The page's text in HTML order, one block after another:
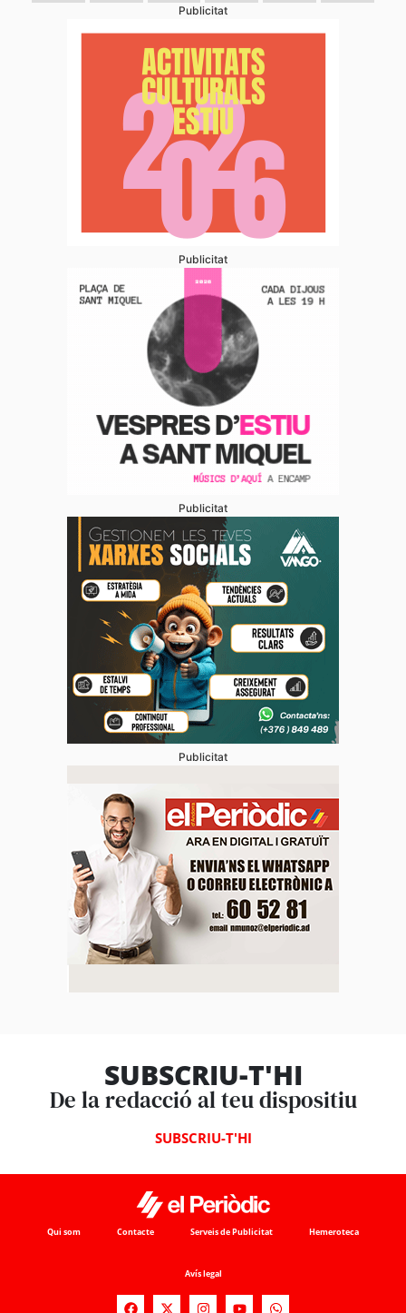
Publicitat
Publicitat
Publicitat
Publicitat
SUBSCRIU-T'HI
De la redacció al teu dispositiu
SUBSCRIU-T'HI
Qui som Contacte Serveis de Publicitat Hemeroteca
Avís legal